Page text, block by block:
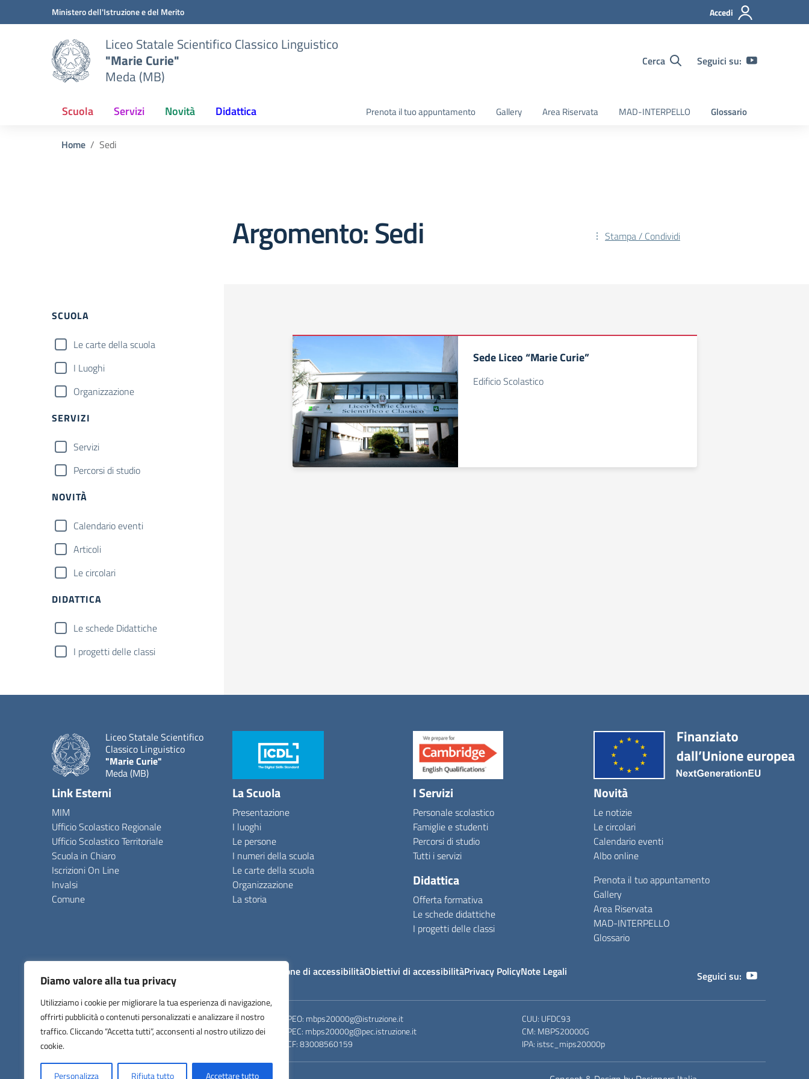
Diamo valore alla tua privacy
Utilizziamo i cookie per migliorare la tua esperienza di navigazione,
offrirti pubblicità o contenuti personalizzati e analizzare il nostro
traffico. Cliccando “Accetta tutti”, acconsenti al nostro utilizzo dei
cookie.
Personalizza Rifiuta tutto Accettare tutto
Vai ai contenuti
Vai al menu di navigazioneMinistero dell'Istruzione e del Merito Accedi
Liceo Statale Scientifico Classico Linguistico
"Marie Curie"
Meda (MB)
Cerca Seguici su:
Scuola Servizi Novità Didattica Prenota il tuo appuntamento Gallery Area Riservata MAD-INTERPELLO Glossario
Home Sedi
Argomento: Sedi Stampa / Condividi
SCUOLA
Le carte della scuola
I Luoghi
Organizzazione
SERVIZI
Servizi
Percorsi di studio
NOVITÀ
Calendario eventi
Articoli
Le circolari
DIDATTICA
Le schede Didattiche
I progetti delle classi
Sede Liceo “Marie Curie”
Edificio Scolastico
Liceo Statale Scientifico
Classico Linguistico
"Marie Curie"
Meda (MB)
Link Esterni
MIM
Ufficio Scolastico Regionale
Ufficio Scolastico Territoriale
Scuola in Chiaro
Iscrizioni On Line
Invalsi
Comune
La Scuola
Presentazione
I luoghi
Le persone
I numeri della scuola
Le carte della scuola
Organizzazione
La storia
I Servizi
Personale scolastico
Famiglie e studenti
Percorsi di studio
Tutti i servizi
Didattica
Offerta formativa
Le schede didattiche
I progetti delle classi
Novità
Le notizie
Le circolari
Calendario eventi
Albo online
Prenota il tuo appuntamento
Gallery
Area Riservata
MAD-INTERPELLO
Glossario
Dichiarazione di accessibilitàObiettivi di accessibilitàPrivacy PolicyNote Legali Seguici su:
Liceo Statale Scientifico Classico Linguistico "Marie Curie"
Via E.Cialdini, 181 ~ 20821 Meda (MB)
Tel. 0362 70339 - 0362 71754
PEO: mbps20000g@istruzione.it
PEC: mbps20000g@pec.istruzione.it
CF: 83008560159
CUU: UFDC93
CM: MBPS20000G
IPA: istsc_mips20000p